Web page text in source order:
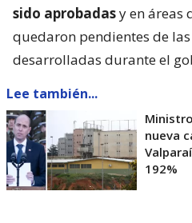
sido aprobadasy en áreas
quedaron pendientes de
desarrolladas durante el
Lee también...
nueva
192%